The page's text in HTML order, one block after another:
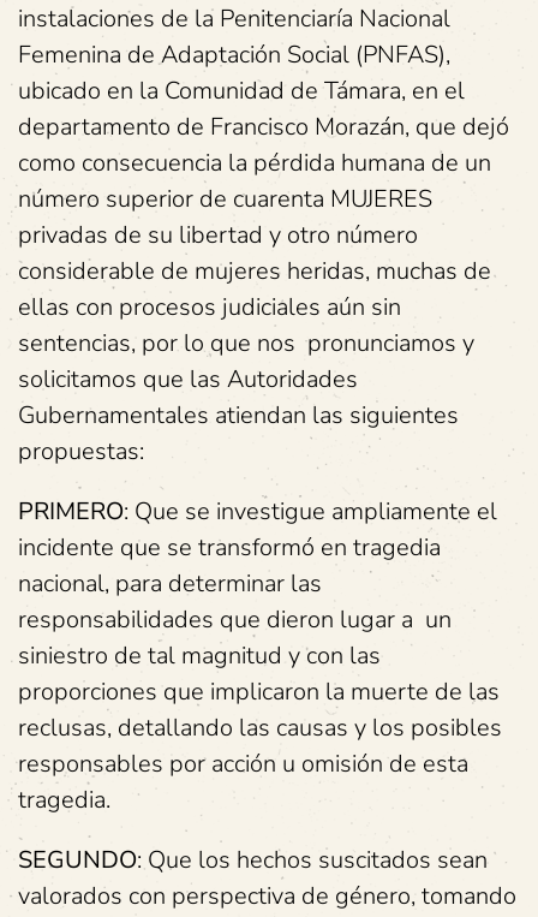
instalaciones de la Penitenciaría Nacional
Femenina de Adaptación Social (PNFAS),
ubicado en la Comunidad de Támara, en el
departamento de Francisco Morazán, que dejó
como consecuencia la pérdida humana de un
número superior de cuarenta MUJERES
privadas de su libertad y otro número
considerable de mujeres heridas, muchas de
ellas con procesos judiciales aún sin
sentencias, por lo que nos pronunciamos y
solicitamos que las Autoridades
Gubernamentales atiendan las siguientes
propuestas:
PRIMERO: Que se investigue ampliamente el
incidente que se transformó en tragedia
nacional, para determinar las
responsabilidades que dieron lugar a un
siniestro de tal magnitud y con las
proporciones que implicaron la muerte de las
reclusas, detallando las causas y los posibles
responsables por acción u omisión de esta
tragedia.
SEGUNDO: Que los hechos suscitados sean
valorados con perspectiva de género, tomando